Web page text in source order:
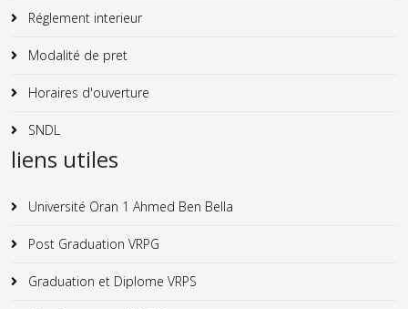
Réglement interieur
Modalité de pret
Horaires d'ouverture
SNDL
liens utiles
Université Oran 1 Ahmed Ben Bella
Post Graduation VRPG
Graduation et Diplome VRPS